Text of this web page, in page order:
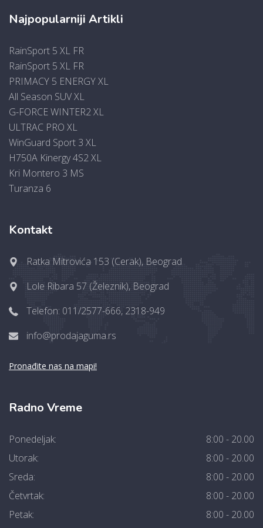
Najpopularniji Artikli
RainSport 5 XL FR
RainSport 5 XL FR
PRIMACY 5 ENERGY XL
All Season SUV XL
G-FORCE WINTER2 XL
ULTRAC PRO XL
WinGuard Sport 3 XL
H750A Kinergy 4S2 XL
Kri Montero 3 MS
Turanza 6
Kontakt
Ratka Mitrovića 153 (Cerak), Beograd
Lole Ribara 57 (Železnik), Beograd
Telefon: 011/2577-666, 2318-949
info@prodajaguma.rs
Pronađite nas na mapi!
Radno Vreme
Ponedeljak:
8:00 - 20.00
Utorak:
8:00 - 20.00
Sreda:
8:00 - 20.00
Četvrtak:
8:00 - 20.00
Petak:
8:00 - 20.00